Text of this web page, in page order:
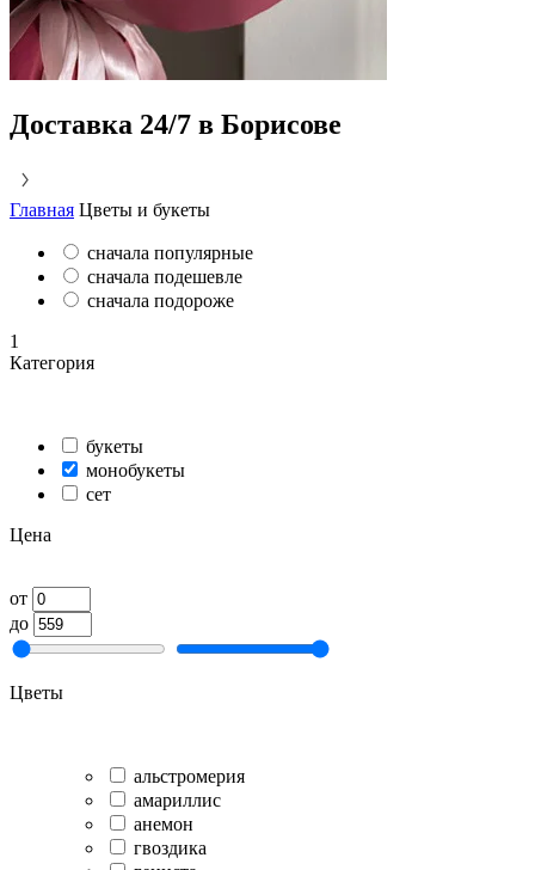
Доставка 24/7 в Борисове
Главная Цветы и букеты
сначала популярные
сначала подешевле
сначала подороже
1
Категория
букеты
монобукеты
сет
Цена
от
до
Цветы
альстромерия
амариллис
анемон
гвоздика